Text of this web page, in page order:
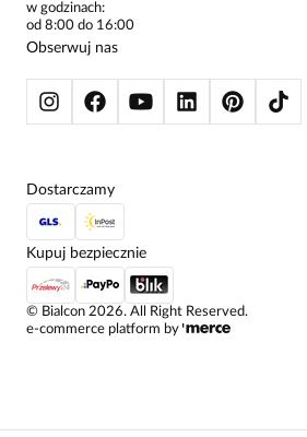
SWETRY
BLUZY
w godzinach:
od 8:00 do 16:00
Obserwuj nas
© Bialcon 2026. All Right Reserved.
e-commerce platform by
Dostarczamy
Kupuj bezpiecznie